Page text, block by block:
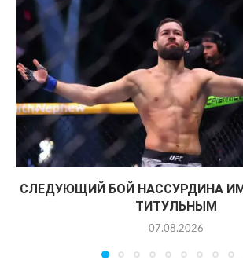
СЛЕДУЮЩИЙ БОЙ НАССУРДИНА
ТИТУЛЬНЫМ
07.08.2026